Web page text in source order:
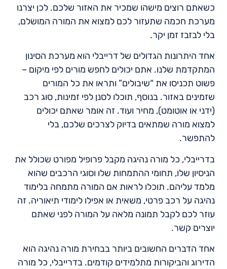
כשאתם רוצים מישהו שמכיר את האזור שלכם. לכן יצרנו
מערכת חכמה שתעזור לכם למצוא את המורה המושלם,
בלי לבזבז זמן יקר.
אחד היתרונות הגדולים של דרייבלי הוא מערכת הסינון
המתקדמת שלנו. אתם יכולים לחפש מורים לפי מיקום –
פשוט תכניסו את “שיבולים” ותראו את כל המורים
שזמינים באזור. בנוסף, תוכלו לסנן לפי זמינות, סוג רכב
(ידני או אוטומט), מחיר ועוד. זה אומר שאתם יכולים
למצוא מורה שמתאים בדיוק לצרכים שלכם, בלי
להתפשר.
בדרייבלי, כל מורה נהיגה מקבל פרופיל מפורט שכולל את
הניסיון שלו, תחומי ההתמחות שלו וסוגי הרכבים שהוא
מלמד עליהם. תוכלו לראות אם המורה מתמחה בלימוד
נהיגה על רכב פרטי, משאית או אפילו לימודי תיאוריה. זה
עוזר לכם לקבל תמונה מלאה על המורה לפני שאתם
יוצרים קשר.
אחד הדברים החשובים ביותר בבחירת מורה נהיגה הוא
הדירוג והביקורות מתלמידים קודמים. בדרייבלי, כל מורה